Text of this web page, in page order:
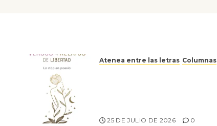
Atenea entre las letras Columnas
25 DE JULIO DE 2026 0